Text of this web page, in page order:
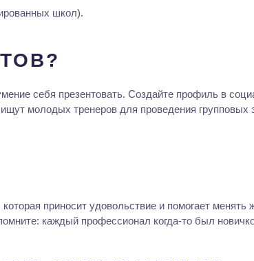
школ).
себя презентовать. Создайте профиль в
молодых тренеров для проведения групповых
приносит удовольствие и помогает
каждый профессионал когда-то был